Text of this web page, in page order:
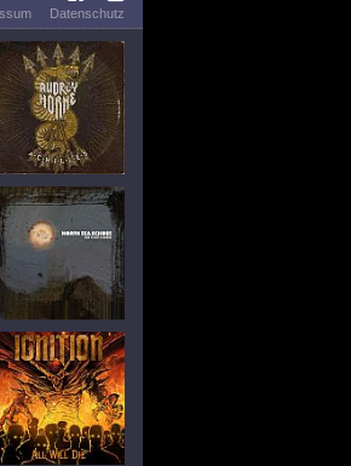
Datenschutz